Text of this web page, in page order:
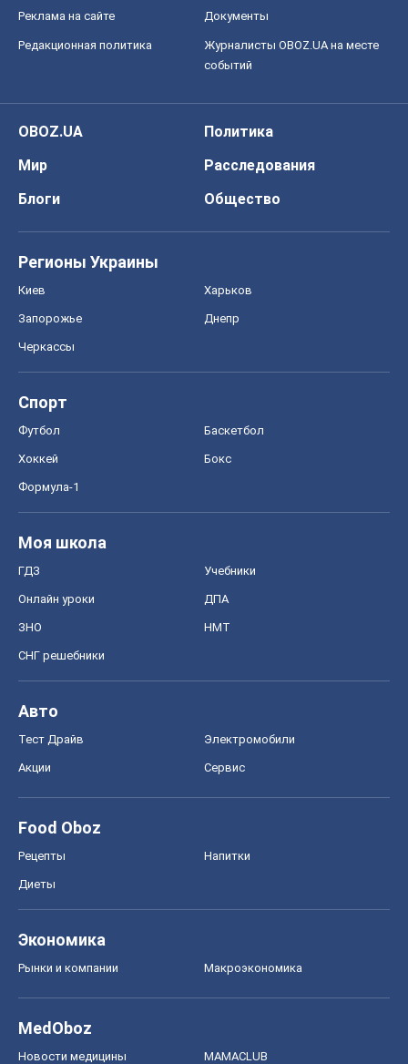
Реклама на сайте Документы
Редакционная политика
Журналисты OBOZ.UA на месте
событий
OBOZ.UA
Политика
Мир
Расследования
Блоги
Общество
Регионы Украины
Киев Харьков
Запорожье Днепр
Черкассы
Спорт
Футбол Баскетбол
Хоккей Бокс
Формула-1
Моя школа
ГДЗ Учебники
Онлайн уроки ДПА
ЗНО НМТ
СНГ решебники
Авто
Тест Драйв Электромобили
Акции Сервис
Food Oboz
Рецепты Напитки
Диеты
Экономика
Рынки и компании Mакроэкономика
MedOboz
Новости медицины MAMACLUB